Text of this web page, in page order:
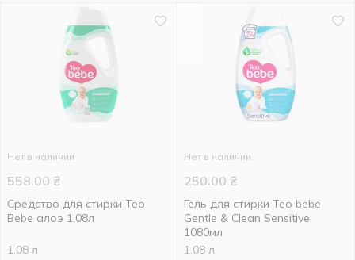
Нет в наличии
558.00 ₴
Средство для стирки Teo
Bebe алоэ 1,08л
1.08 л
Нет в наличии
250.00 ₴
Гель для стирки Teo bebe
Gentle & Clean Sensitive
1080мл
1.08 л